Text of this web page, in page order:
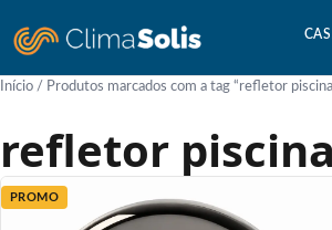
Início / Produtos marcados com a tag “refletor
refletor
PROMO